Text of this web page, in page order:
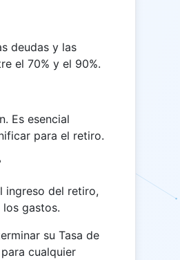
deudas y las
el 70% y el 90%.
Es esencial
para el retiro.
ingreso del retiro,
gastos.
su Tasa de
cualquier